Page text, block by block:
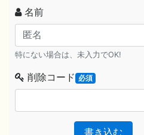
名前
特にない場合は、未入力でOK!
削除コード 必須
書き込む